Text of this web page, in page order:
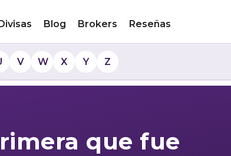
Blog Brokers Reseñas
V W X Y Z
que fue